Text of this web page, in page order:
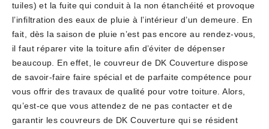
tuiles) et la fuite qui conduit à la non étanchéité et provoque
l’infiltration des eaux de pluie à l’intérieur d’un demeure. En
fait, dès la saison de pluie n’est pas encore au rendez-vous,
il faut réparer vite la toiture afin d’éviter de dépenser
beaucoup. En effet, le couvreur de DK Couverture dispose
de savoir-faire faire spécial et de parfaite compétence pour
vous offrir des travaux de qualité pour votre toiture. Alors,
qu’est-ce que vous attendez de ne pas contacter et de
garantir les couvreurs de DK Couverture qui se résident